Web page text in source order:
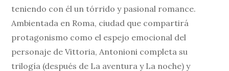
teniendo con él un tórrido y pasional romance.
Ambientada en Roma, ciudad que compartirá
protagonismo como el espejo emocional del
personaje de Vittoria, Antonioni completa su
trilogí­a (después de La aventura y La noche) y